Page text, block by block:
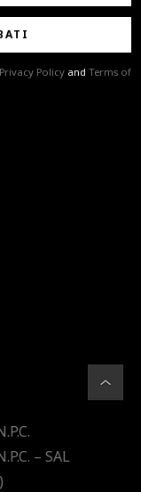
Privacy Policy and Terms of
– SAL